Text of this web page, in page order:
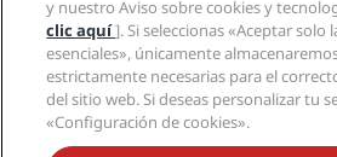
y nuestro Aviso sobre cookies y
clic aquí]. Si seleccionas «Aceptar solo
esenciales», únicamente
estrictamente necesarias para el
del sitio web. Si deseas personalizar tu
«Configuración de cookies».